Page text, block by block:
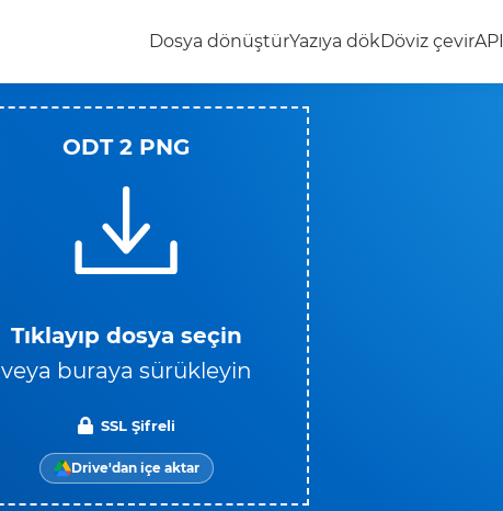
Dosya dönüştürYazıya dökDöviz çevirAPI
ODT 2 PNG
Tıklayıp dosya seçin
veya buraya sürükleyin
SSL Şifreli
Drive'dan içe aktar